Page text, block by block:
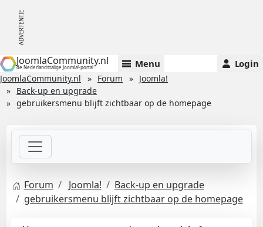
JoomlaCommunity.nl
de Nederlandstalige Joomla!-portal Menu Login
JoomlaCommunity.nl Forum
Joomla!
Back-up en upgrade
gebruikersmenu blijft zichtbaar op de homepage
Forum Joomla!
Back-up en upgrade
gebruikersmenu blijft zichtbaar op de homepage